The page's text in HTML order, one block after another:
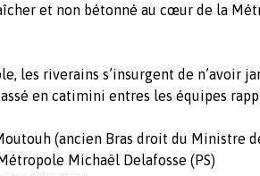
et non bétonné au cœur de la
les riverains s’insurgent de n’avoir
en catimini entres les équipes
(ancien Bras droit du Ministre
Michaël Delafosse (PS)